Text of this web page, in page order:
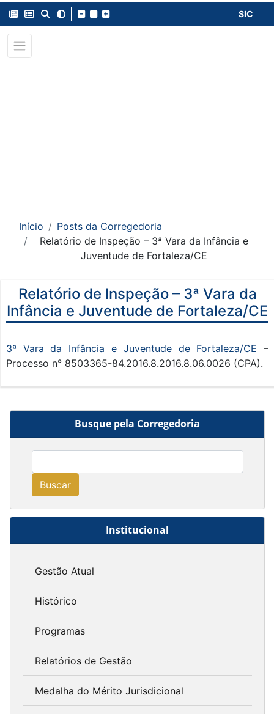
SIC
Início
Posts da Corregedoria
Relatório de Inspeção – 3ª Vara da Infância e
Juventude de Fortaleza/CE
Busque pela Corregedoria
Buscar
Institucional
Gestão Atual
Histórico
Programas
Relatórios de Gestão
Medalha do Mérito Jurisdicional
Relatório de Inspeção – 3ª Vara da
Infância e Juventude de Fortaleza/CE
3ª Vara da Infância e Juventude de Fortaleza/CE –
Processo n° 8503365-84.2016.8.2016.8.06.0026 (CPA).